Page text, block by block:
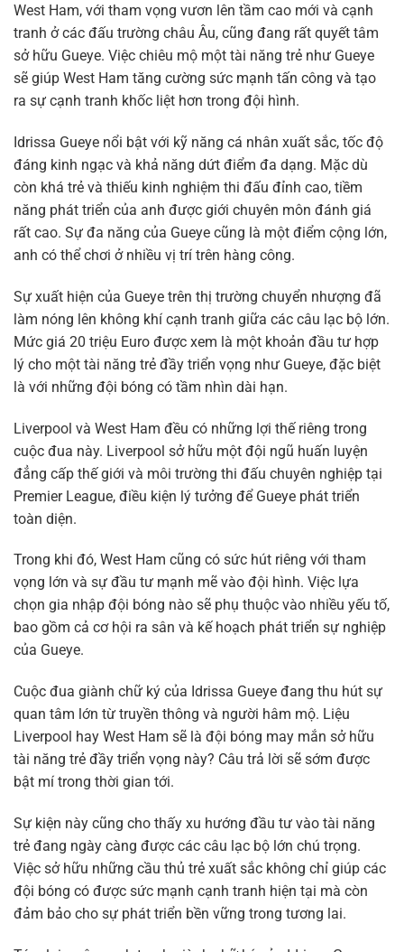
West Ham, với tham vọng vươn lên tầm cao mới và cạnh
tranh ở các đấu trường châu Âu, cũng đang rất quyết tâm
sở hữu Gueye. Việc chiêu mộ một tài năng trẻ như Gueye
sẽ giúp West Ham tăng cường sức mạnh tấn công và tạo
ra sự cạnh tranh khốc liệt hơn trong đội hình.
Idrissa Gueye nổi bật với kỹ năng cá nhân xuất sắc, tốc độ
đáng kinh ngạc và khả năng dứt điểm đa dạng. Mặc dù
còn khá trẻ và thiếu kinh nghiệm thi đấu đỉnh cao, tiềm
năng phát triển của anh được giới chuyên môn đánh giá
rất cao. Sự đa năng của Gueye cũng là một điểm cộng lớn,
anh có thể chơi ở nhiều vị trí trên hàng công.
Sự xuất hiện của Gueye trên thị trường chuyển nhượng đã
làm nóng lên không khí cạnh tranh giữa các câu lạc bộ lớn.
Mức giá 20 triệu Euro được xem là một khoản đầu tư hợp
lý cho một tài năng trẻ đầy triển vọng như Gueye, đặc biệt
là với những đội bóng có tầm nhìn dài hạn.
Liverpool và West Ham đều có những lợi thế riêng trong
cuộc đua này. Liverpool sở hữu một đội ngũ huấn luyện
đẳng cấp thế giới và môi trường thi đấu chuyên nghiệp tại
Premier League, điều kiện lý tưởng để Gueye phát triển
toàn diện.
Trong khi đó, West Ham cũng có sức hút riêng với tham
vọng lớn và sự đầu tư mạnh mẽ vào đội hình. Việc lựa
chọn gia nhập đội bóng nào sẽ phụ thuộc vào nhiều yếu tố,
bao gồm cả cơ hội ra sân và kế hoạch phát triển sự nghiệp
của Gueye.
Cuộc đua giành chữ ký của Idrissa Gueye đang thu hút sự
quan tâm lớn từ truyền thông và người hâm mộ. Liệu
Liverpool hay West Ham sẽ là đội bóng may mắn sở hữu
tài năng trẻ đầy triển vọng này? Câu trả lời sẽ sớm được
bật mí trong thời gian tới.
Sự kiện này cũng cho thấy xu hướng đầu tư vào tài năng
trẻ đang ngày càng được các câu lạc bộ lớn chú trọng.
Việc sở hữu những cầu thủ trẻ xuất sắc không chỉ giúp các
đội bóng có được sức mạnh cạnh tranh hiện tại mà còn
đảm bảo cho sự phát triển bền vững trong tương lai.